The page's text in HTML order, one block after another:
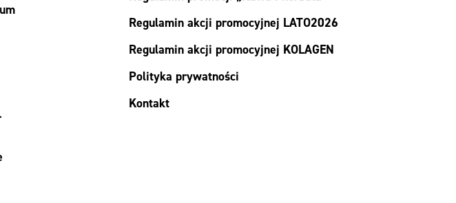
Regulamin akcji promocyjnej LATO2026
Regulamin akcji promocyjnej KOLAGEN
Polityka prywatności
Kontakt